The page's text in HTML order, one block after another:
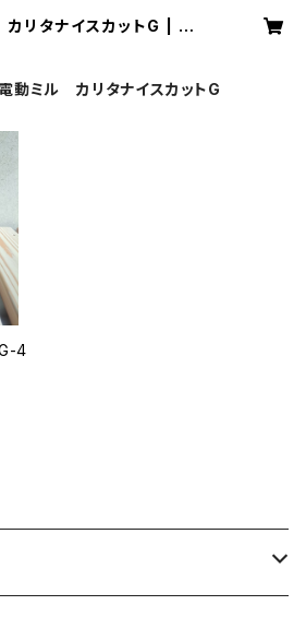
リタナイスカットG | Ef
電動ミル カリタナイスカットG
4